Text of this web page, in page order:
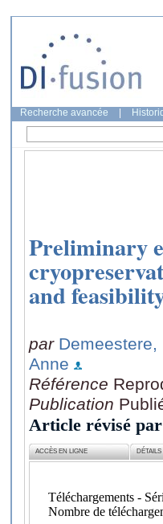
Recherche avancée
Preliminary
and
par Demeestere,
Anne
Référence
Publication
Article révisé
ACCÈS EN LIGNE DÉTAILS